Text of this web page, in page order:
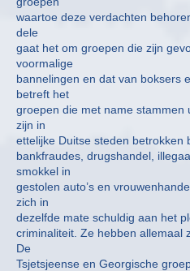
waartoe deze verdachten
dele
gaat het om groepen die zijn
voormalige
bannelingen en dat van boksers
betreft het
groepen die met name stammen
zijn in
ettelijke Duitse steden betrokken
bankfraudes, drugshandel,
smokkel in
gestolen auto’s en
zich in
dezelfde mate schuldig aan het
criminaliteit. Ze hebben allemaal
De
Tsjetsjeense en Georgische